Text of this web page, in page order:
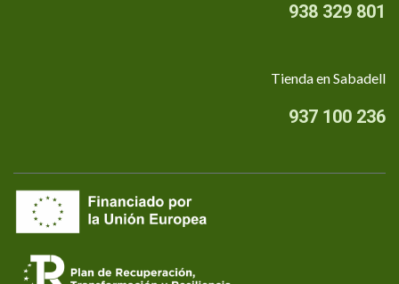
938 329 801
Tienda en Sabadell
937 100 236